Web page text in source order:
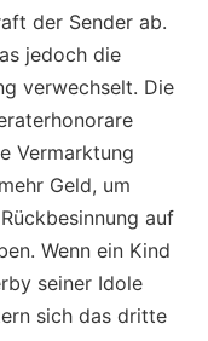
der Sender ab.
jedoch die
verwechselt. Die
Vermarktung
Geld, um
auf
Wenn ein Kind
seiner Idole
sich das dritte